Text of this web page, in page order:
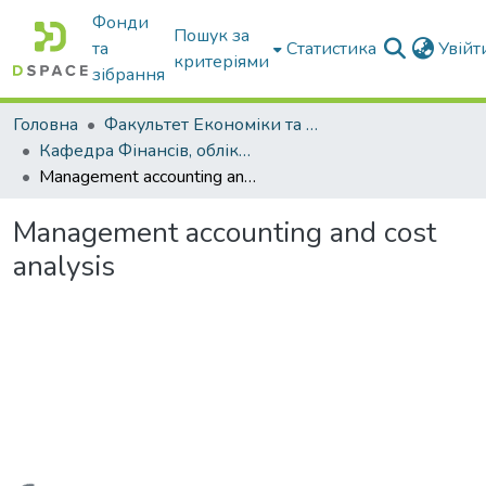
Фонди
та
зібрання
Пошук за
критеріями
Статистика
Головна
Факультет Економіки та бізнесу
Кафедра Фінансів, обліку і оподаткування
Management accounting and cost analysis
Management accounting and cost
analysis